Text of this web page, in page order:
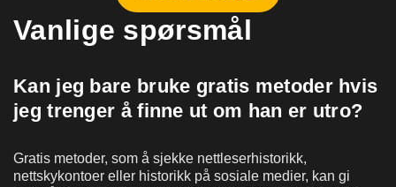
Vanlige spørsmål
Kan jeg bare bruke gratis metoder hvis
jeg trenger å finne ut om han er utro?
Gratis metoder, som å sjekke nettleserhistorikk,
nettskykontoer eller historikk på sosiale medier, kan gi